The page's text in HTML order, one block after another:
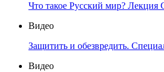
Что такое Русский мир? Лекция
Видео
Защитить и обезвредить.
Видео